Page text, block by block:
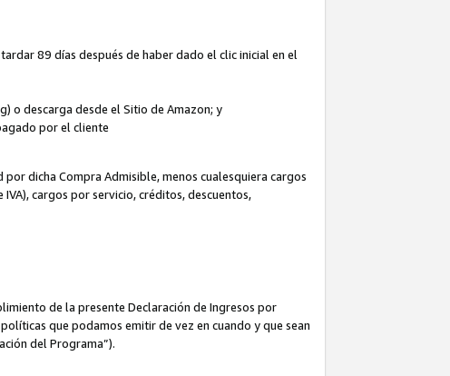
89 días después de haber dado el clic inicial en el
o descarga desde el Sitio de Amazon; y
por el cliente
dicha Compra Admisible, menos cualesquiera cargos
cargos por servicio, créditos, descuentos,
de la presente Declaración de Ingresos por
que podamos emitir de vez en cuando y que sean
del Programa”).